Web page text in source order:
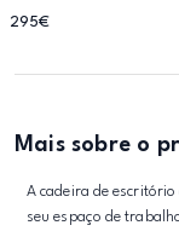
295€
Mais sobre o
A cadeira de
seu espaço de